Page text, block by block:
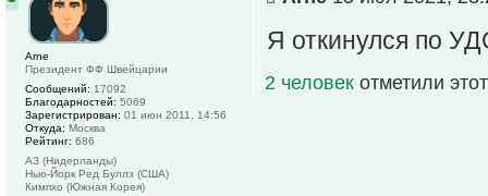
Я откинулся по
2 человек отметили
Arne
Президент ФФ Швейцарии
Сообщений: 17092
Благодарностей: 5069
Зарегистрирован: 01 июн 2011, 14:56
Откуда: Москва
Рейтинг: 686
АЗ (Нидерланды)
Нью-Йорк Ред Буллз (США)
Кимпхо (Южная Корея)